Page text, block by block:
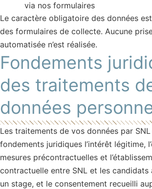
via nos formulaires
Le caractère obligatoire des données
des formulaires de collecte. Aucune
automatisée n’est réalisée.
Fondements
des traitements
données
Les traitements de vos données par
fondements juridiques l’intérêt légitime,
mesures précontractuelles et
contractuelle entre SNL et les candidats
un stage, et le consentement recueilli